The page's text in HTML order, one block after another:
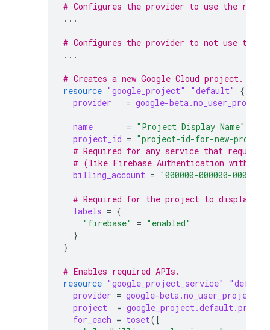
# Configures the provider to use the
...
# Configures the provider to not use the
...
# Creates a new Google Cloud project.
resource "google_project" "default"
{
provider
= google-
name = "Project Display Name"
project_id = "project-id-for-new-
# Required for any service that
# (like Firebase Authentication with
billing_account = "000000-000000-000000"
# Required for the project to display
labels = {
"firebase"
= "enabled"
}
}
# Enables required APIs.
resource "google_project_service"
provider = google-
project
=
for_each = toset([